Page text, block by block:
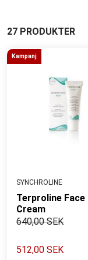
27 PRODUKTER
Kampanj
SYNCHROLINE
Terproline Face
Cream
640,00 SEK
512,00 SEK